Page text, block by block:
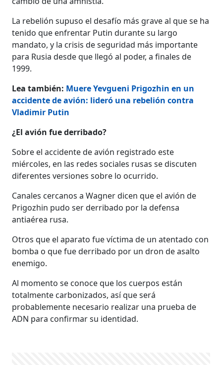
La rebelión supuso el desafío más grave al que se ha
tenido que enfrentar Putin durante su largo
mandato, y la crisis de seguridad más importante
para Rusia desde que llegó al poder, a finales de
1999.
Lea también: Muere Yevgueni Prigozhin en un
accidente de avión: lideró una rebelión contra
Vladimir Putin
¿El avión fue derribado?
Sobre el accidente de avión registrado este
miércoles, en las redes sociales rusas se discuten
diferentes versiones sobre lo ocurrido.
Canales cercanos a Wagner dicen que el avión de
Prigozhin pudo ser derribado por la defensa
antiaérea rusa.
Otros que el aparato fue víctima de un atentado con
bomba o que fue derribado por un dron de asalto
enemigo.
Al momento se conoce que los cuerpos están
totalmente carbonizados, así que será
probablemente necesario realizar una prueba de
ADN para confirmar su identidad.